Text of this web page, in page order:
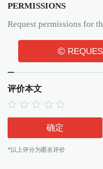
PERMISSIONS
Request permissions for
©
评价本文
确定
*以上评分为匿名评价